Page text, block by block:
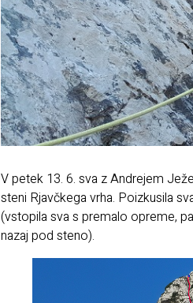
V petek 13. 6. sva z Andrejem
steni Rjavčkega vrha. Poizkusila
(vstopila sva s premalo opreme,
nazaj pod steno).